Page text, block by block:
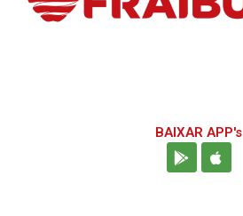
BAIXAR APP's